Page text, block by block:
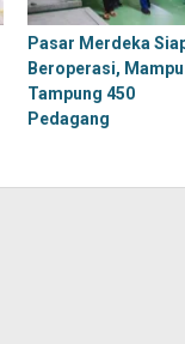
Pasar Merdeka
Beroperasi, Mampu
Tampung 450
Pedagang